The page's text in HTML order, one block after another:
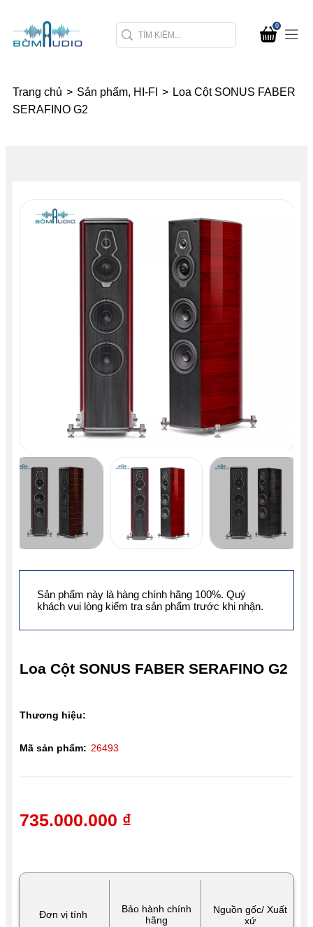
0
Trang chủ > Sản phẩm, HI-FI > Loa Cột SONUS FABER
SERAFINO G2
Đơn vị tính
Bảo hành chính
hãng
Nguồn gốc/ Xuất
xứ
Loa Cột SONUS FABER SERAFINO G2
735.000.000 ₫
Thương hiệu:
Mã sản phẩm: 26493
Sản phẩm này là hàng chính hãng 100%. Quý
khách vui lòng kiểm tra sản phẩm trước khi nhận.